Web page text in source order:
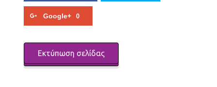
Google+ 0
Εκτύπωση σελίδας